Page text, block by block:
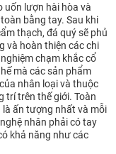
uốn lượn hài hòa và
bằng tay. Sau khi
thạch, đá quý sẽ phủ
và hoàn thiện các chi
chạm khắc cổ
mà các sản phẩm
nhân loại và thuộc
trí trên thế giới. Toàn
là ấn tượng nhất và mỗi
nhân phải có tay
khả năng như các